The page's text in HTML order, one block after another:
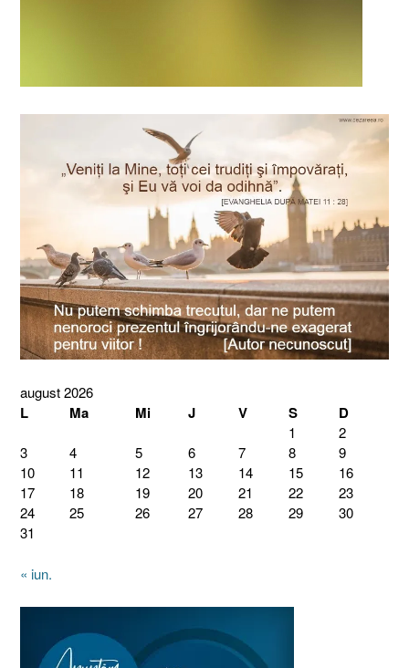
august 2026
L Ma Mi J V S D
1
2
3
4 5 6 7 8
9
10
11 12 13 14 15
16
17
18 19 20 21 22
23
24
25 26 27 28 29
30
31
« iun.